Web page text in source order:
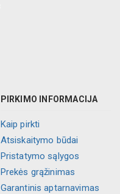
PIRKIMO INFORMACIJA
Kaip pirkti
Atsiskaitymo būdai
Pristatymo sąlygos
Prekės grąžinimas
Garantinis aptarnavimas